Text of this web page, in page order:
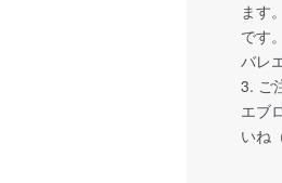
ます
です
バレ
3. ご
エブ
いね